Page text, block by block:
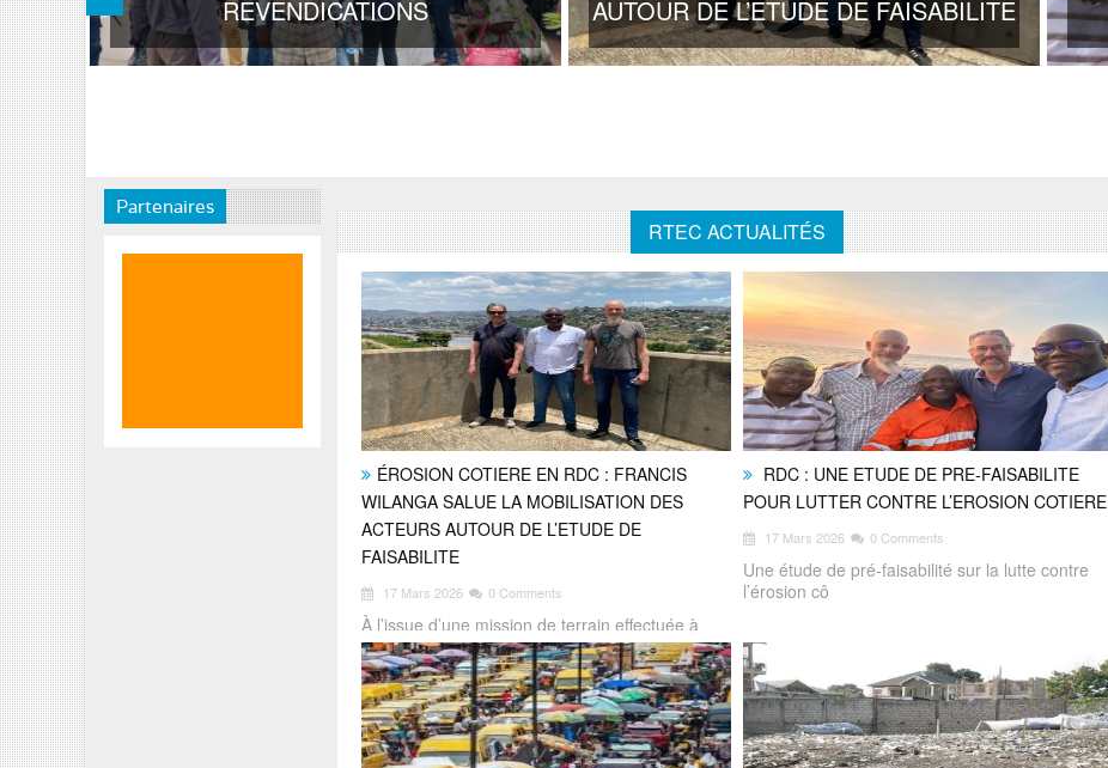
REVENDICATIONS AUTOUR DE L’ETUDE DE FAISABILITE
Partenaires
RTEC ACTUALITÉS
ÉROSION COTIERE EN RDC : FRANCIS
WILANGA SALUE LA MOBILISATION DES
ACTEURS AUTOUR DE L’ETUDE DE
FAISABILITE
17 Mars 2026 0 Comments
À l’issue d’une mission de terrain effectuée à
Moanda, Francis Wila
RDC : UNE ETUDE DE PRE-FAISABILITE
POUR LUTTER CONTRE L’EROSION COTIERE
17 Mars 2026 0 Comments
Une étude de pré-faisabilité sur la lutte contre
l’érosion cô